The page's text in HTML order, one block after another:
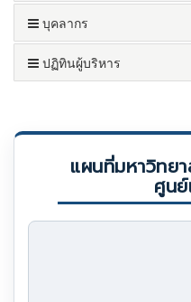
บุคลากร
ปฏิทินผู้บริหาร
แผนที่มหาวิทย
ศูน